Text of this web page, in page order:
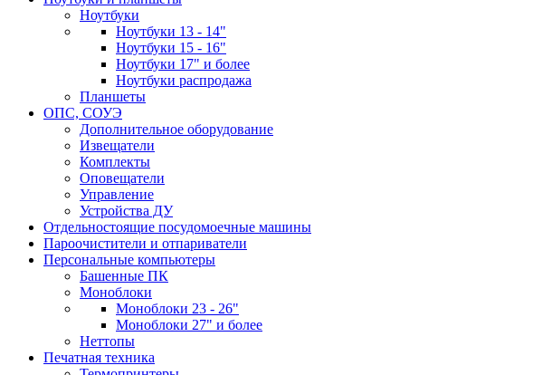
Ноутбуки
Ноутбуки 13 - 14"
Ноутбуки 15 - 16"
Ноутбуки 17" и более
Ноутбуки распродажа
Планшеты
ОПС, СОУЭ
Дополнительное оборудование
Извещатели
Комплекты
Оповещатели
Управление
Устройства ДУ
Отдельностоящие посудомоечные машины
Пароочистители и отпариватели
Персональные компьютеры
Башенные ПК
Моноблоки
Моноблоки 23 - 26"
Моноблоки 27" и более
Неттопы
Печатная техника